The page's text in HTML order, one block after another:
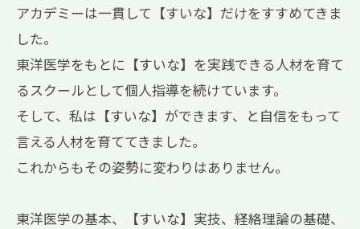
アカデミーは一貫して【すいな】だけをすすめてきま
した。
東洋医学をもとに【すいな】を実践できる人材を育て
るスクールとして個人指導を続けています。
そして、私は【すいな】ができます、と自信をもって
言える人材を育ててきました。
これからもその姿勢に変わりはありません。
東洋医学の基本、【すいな】実技、経絡理論の基礎、